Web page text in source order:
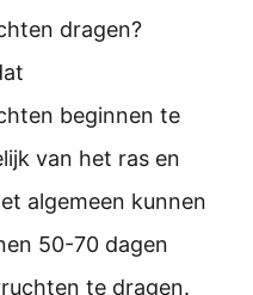
dragen?
beginnen te
van het ras en
algemeen kunnen
50-70 dagen
te dragen.